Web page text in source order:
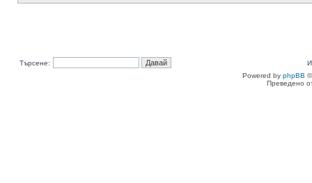
Търсене:
Powered by phpBB
Преведено